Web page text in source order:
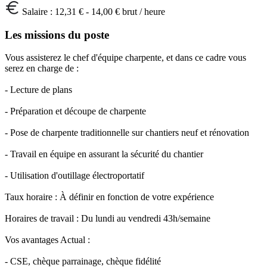
Salaire : 12,31 € - 14,00 € brut / heure
Les missions du poste
Vous assisterez le chef d'équipe charpente, et dans ce cadre vous
serez en charge de :
- Lecture de plans
- Préparation et découpe de charpente
- Pose de charpente traditionnelle sur chantiers neuf et rénovation
- Travail en équipe en assurant la sécurité du chantier
- Utilisation d'outillage électroportatif
Taux horaire : À définir en fonction de votre expérience
Horaires de travail : Du lundi au vendredi 43h/semaine
Vos avantages Actual :
- CSE, chèque parrainage, chèque fidélité